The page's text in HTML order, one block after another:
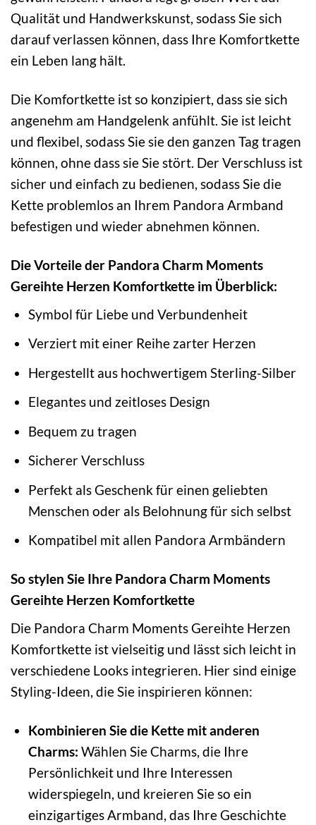
Qualität und Handwerkskunst, sodass Sie sich
darauf verlassen können, dass Ihre Komfortkette
ein Leben lang hält.
Die Komfortkette ist so konzipiert, dass sie sich
angenehm am Handgelenk anfühlt. Sie ist leicht
und flexibel, sodass Sie sie den ganzen Tag tragen
können, ohne dass sie Sie stört. Der Verschluss ist
sicher und einfach zu bedienen, sodass Sie die
Kette problemlos an Ihrem Pandora Armband
befestigen und wieder abnehmen können.
Die Vorteile der Pandora Charm Moments
Gereihte Herzen Komfortkette im Überblick:
Symbol für Liebe und Verbundenheit
Verziert mit einer Reihe zarter Herzen
Hergestellt aus hochwertigem Sterling-Silber
Elegantes und zeitloses Design
Bequem zu tragen
Sicherer Verschluss
Perfekt als Geschenk für einen geliebten
Menschen oder als Belohnung für sich selbst
Kompatibel mit allen Pandora Armbändern
So stylen Sie Ihre Pandora Charm Moments
Gereihte Herzen Komfortkette
Die Pandora Charm Moments Gereihte Herzen
Komfortkette ist vielseitig und lässt sich leicht in
verschiedene Looks integrieren. Hier sind einige
Styling-Ideen, die Sie inspirieren können:
Kombinieren Sie die Kette mit anderen
Charms: Wählen Sie Charms, die Ihre
Persönlichkeit und Ihre Interessen
widerspiegeln, und kreieren Sie so ein
einzigartiges Armband, das Ihre Geschichte